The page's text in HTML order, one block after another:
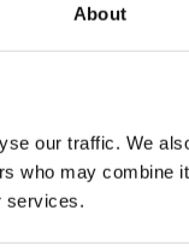
About
our traffic. We
who may combine
services.